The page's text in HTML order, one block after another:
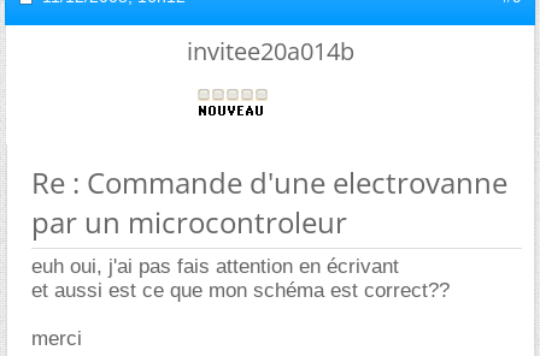
invitee20a014b
Re : Commande d'une electrovanne
par un microcontroleur
euh oui, j'ai pas fais attention en écrivant
et aussi est ce que mon schéma est correct??
merci